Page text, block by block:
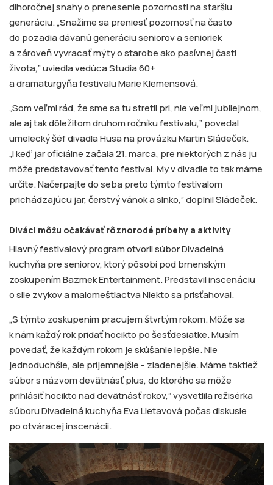
dlhoročnej snahy o prenesenie pozornosti na staršiu
generáciu. „Snažíme sa preniesť pozornosť na často
do pozadia dávanú generáciu seniorov a senioriek
a zároveň vyvracať mýty o starobe ako pasívnej časti
života,” uviedla vedúca Studia 60+
a dramaturgyňa festivalu Marie Klemensová.
„Som veľmi rád, že sme sa tu stretli pri, nie veľmi jubilejnom,
ale aj tak dôležitom druhom ročníku festivalu,” povedal
umelecký šéf divadla Husa na provázku Martin Sládeček.
„I keď jar oficiálne začala 21. marca, pre niektorých z nás ju
môže predstavovať tento festival. My v divadle to tak máme
určite. Načerpajte do seba preto týmto festivalom
prichádzajúcu jar, čerstvý vánok a slnko,” doplnil Sládeček.
Diváci môžu očakávať rôznorodé príbehy a aktivity
Hlavný festivalový program otvoril súbor Divadelná
kuchyňa pre seniorov, ktorý pôsobí pod brnenským
zoskupením Bazmek Entertainment. Predstavil inscenáciu
o sile zvykov a malomeštiactva Niekto sa prisťahoval.
„S týmto zoskupením pracujem štvrtým rokom. Môže sa
k nám každý rok pridať hocikto po šesťdesiatke. Musím
povedať, že každým rokom je skúšanie lepšie. Nie
jednoduchšie, ale príjemnejšie - zladenejšie. Máme taktiež
súbor s názvom devätnásť plus, do ktorého sa môže
prihlásiť hocikto nad devätnásť rokov,” vysvetlila režisérka
súboru Divadelná kuchyňa Eva Lietavová počas diskusie
po otváracej inscenácii.